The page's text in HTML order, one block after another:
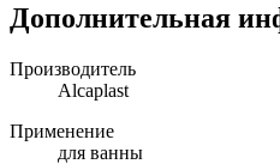
Дополнительная
Производитель
Alcaplast
Применение
для ванны